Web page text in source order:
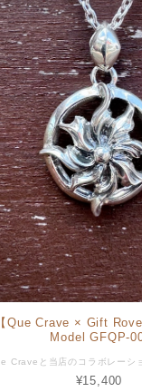
【Que Crave × Gift
Model GFQP-
¥15,400